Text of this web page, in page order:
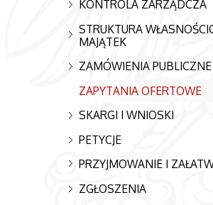
KONTROLA ZARZĄDCZA
STRUKTURA
MAJĄTEK
ZAMÓWIENIA PUBLICZNE
ZAPYTANIA OFERTOWE
SKARGI I WNIOSKI
PETYCJE
PRZYJMOWANIE I
ZGŁOSZENIA